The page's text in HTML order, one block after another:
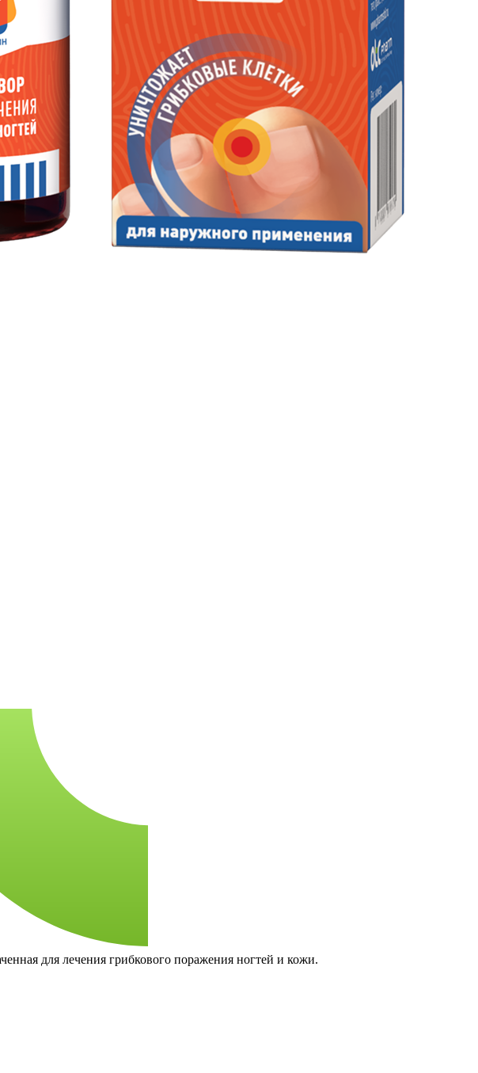
для лечения грибкового поражения ногтей и кожи.